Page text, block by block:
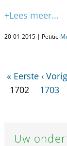
+Lees meer...
20-01-2015 | Petitie
« Eerste ‹
1702
1703
Uw